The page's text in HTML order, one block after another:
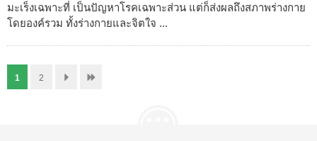
มะเร็งเฉพาะที่ เป็นปัญหาโรคเฉพาะส่วน แต่ก็ส่งผลถึงสภาพร่างกาย
โดยองค์รวม ทั้งร่างกายและจิตใจ ...
1 2